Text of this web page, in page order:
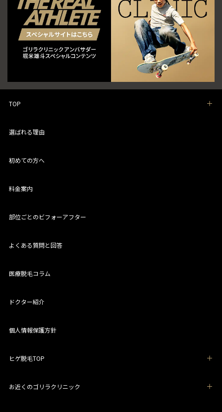
TOP
選ばれる理由
初めての方へ
料金案内
部位ごとのビフォーアフター
よくある質問と回答
医療脱毛コラム
ドクター紹介
個人情報保護方針
ヒゲ脱毛TOP
お近くのゴリラクリニック